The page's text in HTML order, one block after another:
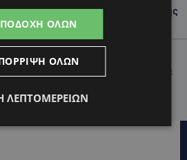
– Έρανος για τη θεραπεία της
που φέρεται να παρενοχλούσε
ΌΛΩΝ
ΌΛΩΝ
ΛΕΠΤΟΜΕΡΕΙΏΝ